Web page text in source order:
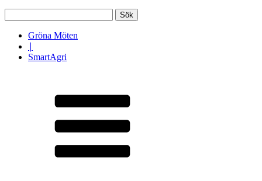
efter:
Gröna Möten
SmartAgri